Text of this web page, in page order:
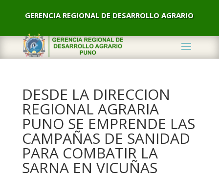
GERENCIA REGIONAL DE DESARROLLO AGRARIO
DESDE LA DIRECCION
REGIONAL AGRARIA
PUNO SE EMPRENDE LAS
CAMPAÑAS DE SANIDAD
PARA COMBATIR LA
SARNA EN VICUÑAS